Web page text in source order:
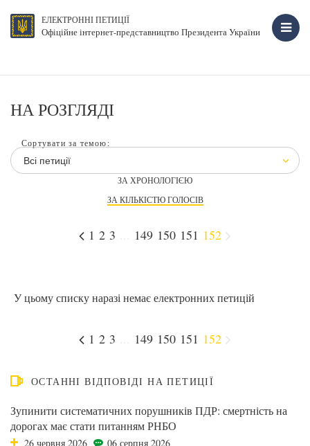
ЕЛЕКТРОННІ ПЕТИЦІЇ
Офіційне інтернет-представництво Президента України
НА РОЗГЛЯДІ
Сортувати за темою:
Всі петиції
ЗА ХРОНОЛОГІЄЮ
ЗА КІЛЬКІСТЮ ГОЛОСІВ
1 2 3 149 150 151 152
У цьому списку наразі немає електронних петицій
1 2 3 149 150 151 152
ОСТАННІ ВІДПОВІДІ НА ПЕТИЦІЇ
Зупинити систематичних порушників ПДР: смертність на
дорогах має стати питанням РНБО
26 червня 2026 06 серпня 2026